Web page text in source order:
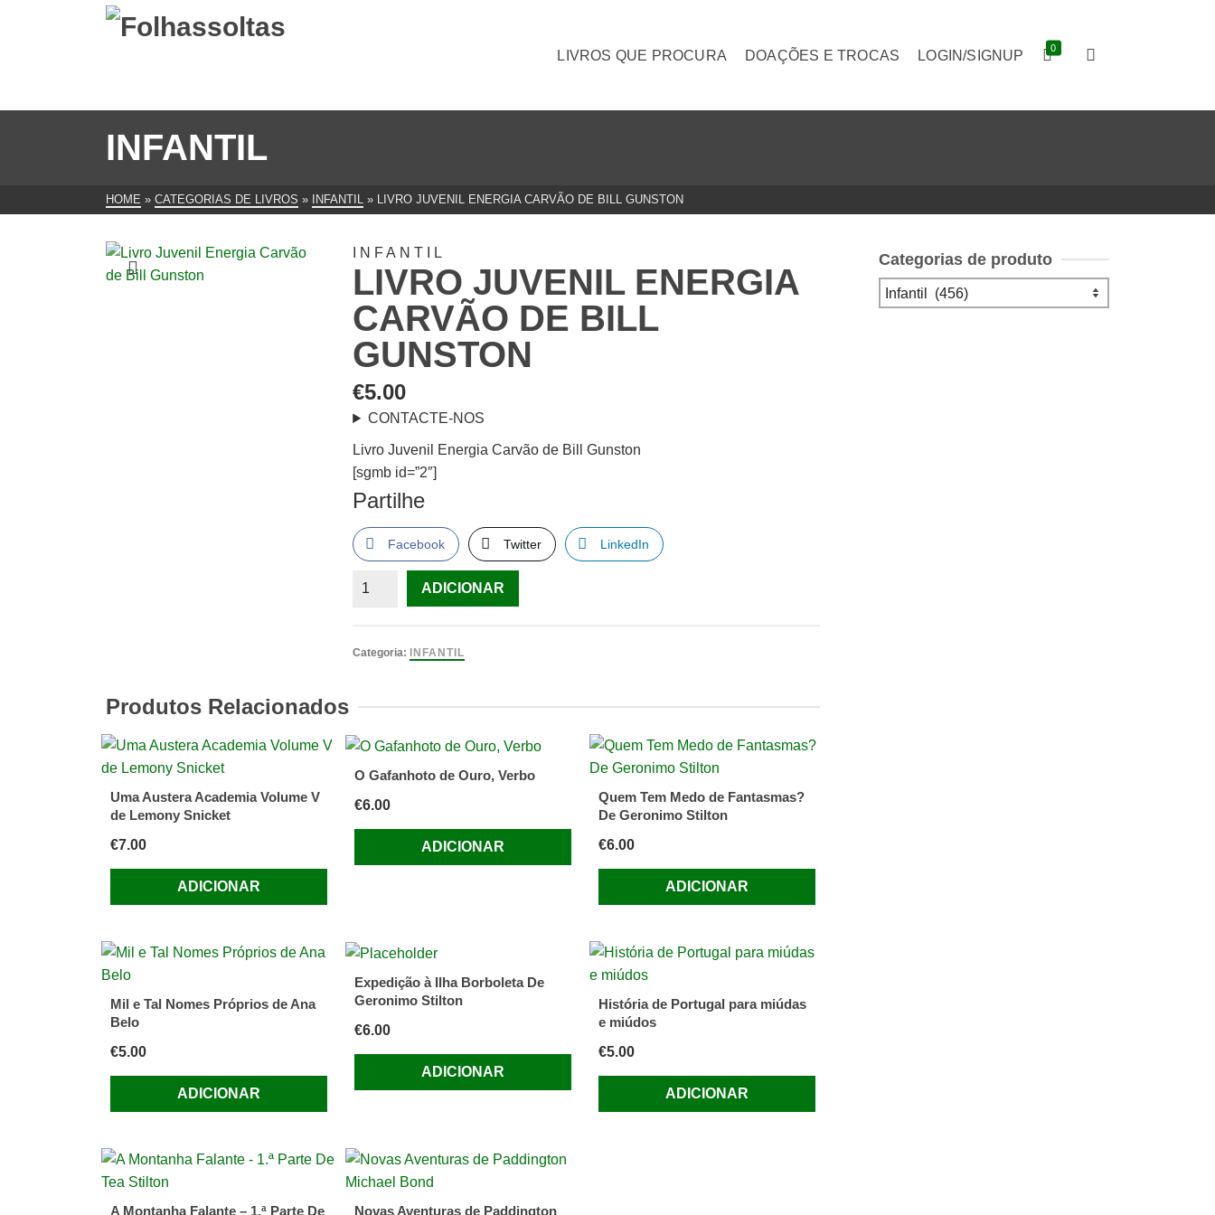
LIVROS QUE PROCURA DOAÇÕES E TROCAS LOGIN/SIGNUP 0
INFANTIL
HOME » CATEGORIAS DE LIVROS » INFANTIL » LIVRO JUVENIL ENERGIA CARVÃO DE BILL GUNSTON
INFANTIL
LIVRO JUVENIL ENERGIA
CARVÃO DE BILL
GUNSTON
€5.00
CONTACTE-NOS
Livro Juvenil Energia Carvão de Bill Gunston
[sgmb id=”2″]
Partilhe
Facebook Twitter LinkedIn
Quantidade
Juvenil
Bill
ADICIONAR
Categoria: INFANTIL
Produtos Relacionados
Uma Austera Academia Volume V
de Lemony Snicket
€7.00
ADICIONAR
O Gafanhoto de Ouro, Verbo
€6.00
ADICIONAR
Quem Tem Medo de Fantasmas?
De Geronimo Stilton
€6.00
ADICIONAR
Mil e Tal Nomes Próprios de Ana
Belo
€5.00
ADICIONAR
Expedição à Ilha Borboleta De
Geronimo Stilton
€6.00
ADICIONAR
História de Portugal para miúdas
e miúdos
€5.00
ADICIONAR
A Montanha Falante – 1.ª Parte De Novas Aventuras de Paddington
Categorias de produto